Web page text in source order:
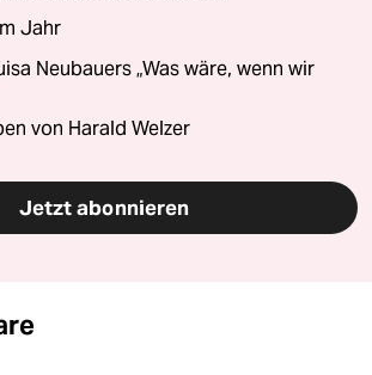
Jahr
Neubauers „Was wäre, wenn wir
von Harald Welzer
Jetzt abonnieren